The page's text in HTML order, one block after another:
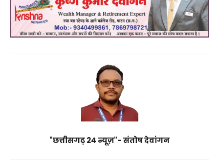
"छत्तीसगढ़ 24 न्यूज़"- संतोष देवांगन